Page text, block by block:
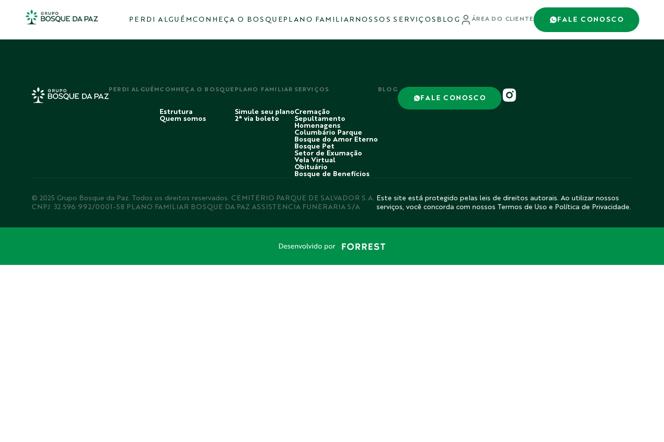
PERDI ALGUÉM CONHEÇA O BOSQUE PLANO FAMILIAR NOSSOS SERVIÇOS BLOG ÁREA DO CLIENTE FALE CONOSCO
PERDI ALGUÉM CONHEÇA O BOSQUE
Estrutura
Quem somos
PLANO FAMILIAR
Simule seu plano
2ª via boleto
SERVIÇOS
Cremação
Sepultamento
Homenagens
Columbário Parque
Bosque do Amor Eterno
Bosque Pet
Setor de Exumação
Vela Virtual
Obituário
Bosque de Benefícios
BLOG
FALE CONOSCO
© 2025 Grupo Bosque da Paz. Todos os direitos reservados. CEMITERIO PARQUE DE SALVADOR S.A.
CNPJ: 32.596.992/0001-58 PLANO FAMILIAR BOSQUE DA PAZ ASSISTENCIA FUNERARIA S/A
Este site está protegido pelas leis de direitos autorais. Ao utilizar nossos
serviços, você concorda com nossos Termos de Uso e Política de Privacidade.